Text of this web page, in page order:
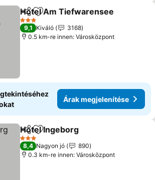
MegosztásHozzáadás a kedvencekhez
Hotel Am Tiefwarensee
3 Kategória
9,1 Kiváló
3168
0.5 km-re innen: Városközpont
Árak megjelenítése
Megosztás
Hozzáadás a kedvencekhez
Hotel Ingeborg
3 Kategória
8,4 Nagyon jó
890
0.3 km-re innen: Városközpont